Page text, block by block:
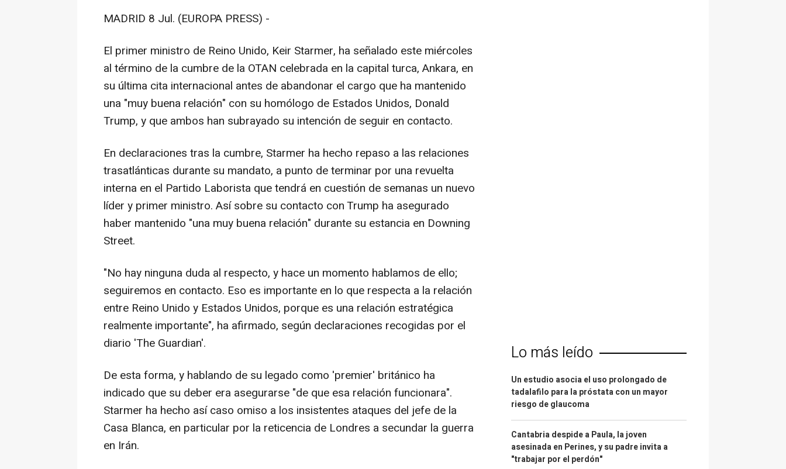
MADRID 8 Jul. (EUROPA PRESS) -
El primer ministro de Reino Unido, Keir Starmer, ha señalado este miércoles
al término de la cumbre de la OTAN celebrada en la capital turca, Ankara, en
su última cita internacional antes de abandonar el cargo que ha mantenido
una "muy buena relación" con su homólogo de Estados Unidos, Donald
Trump, y que ambos han subrayado su intención de seguir en contacto.
En declaraciones tras la cumbre, Starmer ha hecho repaso a las relaciones
trasatlánticas durante su mandato, a punto de terminar por una revuelta
interna en el Partido Laborista que tendrá en cuestión de semanas un nuevo
líder y primer ministro. Así sobre su contacto con Trump ha asegurado
haber mantenido "una muy buena relación" durante su estancia en Downing
Street.
"No hay ninguna duda al respecto, y hace un momento hablamos de ello;
seguiremos en contacto. Eso es importante en lo que respecta a la relación
entre Reino Unido y Estados Unidos, porque es una relación estratégica
realmente importante", ha afirmado, según declaraciones recogidas por el
diario 'The Guardian'.
De esta forma, y hablando de su legado como 'premier' británico ha
indicado que su deber era asegurarse "de que esa relación funcionara".
Starmer ha hecho así caso omiso a los insistentes ataques del jefe de la
Casa Blanca, en particular por la reticencia de Londres a secundar la guerra
en Irán.
Lo más leído
Un estudio asocia el uso prolongado de
tadalafilo para la próstata con un mayor
riesgo de glaucoma
Cantabria despide a Paula, la joven
asesinada en Perines, y su padre invita a
"trabajar por el perdón"